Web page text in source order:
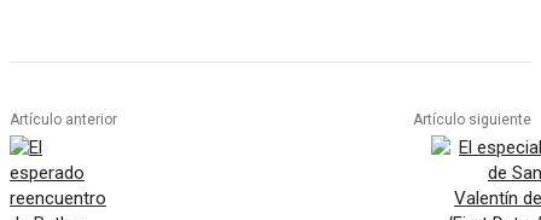
Artículo anterior Artículo siguiente